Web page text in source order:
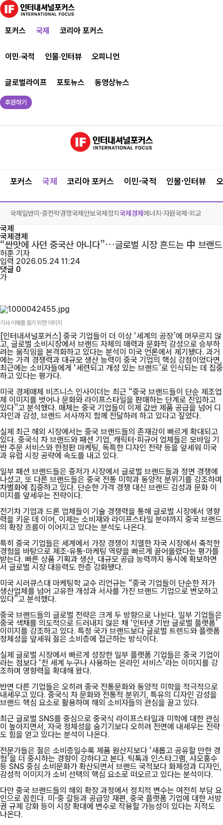
포커스 국제 코리아 포커스
이민·국적 인물·인터뷰 오피니언
글로벌라이프 포토뉴스 동영상뉴스
후원하기
포커스 국제 코리아 포커스 이민·국적 인물·인터뷰
국제일반미·중전략경쟁국제안보국제정치 국제경제 에너지·자원국제·외교
국제
국제경제
“싼맛에 사던 중국산 아니다”…글로벌 시장 흔드는 中 브랜드
허훈 기자
입력 2026.05.24 11:24
댓글 0
가
기사 이해를 돕기 위한 이미지
[인터내셔널포커스] 중국 기업들이 더 이상 ‘세계의 공장’에 머무르지 않
고, 글로벌 소비시장에서 브랜드 자체의 매력과 문화적 감성으로 승부하
려는 움직임을 본격화하고 있다는 분석이 미국 언론에서 제기됐다. 과거
에는 가격 경쟁력과 대규모 생산 능력이 중국 기업의 핵심 강점이었다면,
최근에는 소비자들에게 ‘세련되고 개성 있는 브랜드’로 인식되는 데 집중
하고 있다는 평가다.
미국 경제매체 비즈니스 인사이더는 최근 “중국 브랜드들이 단순 제조업
체 이미지를 벗어나 문화와 라이프스타일을 판매하는 단계로 진입하고
있다”고 분석했다. 매체는 중국 기업들이 이제 값싼 제품 공급을 넘어 디
자인과 감성, 브랜드 서사까지 함께 전달하려 하고 있다고 짚었다.
실제 최근 해외 시장에서는 중국 브랜드들의 존재감이 빠르게 확대되고
있다. 중국식 차 브랜드와 패션 기업, 캐릭터·피규어 업체들은 모바일 기
반 주문 서비스와 한정판 마케팅, 독특한 디자인 전략 등을 앞세워 미국
과 유럽 시장 공략에 속도를 내고 있다.
일부 패션 브랜드들은 중저가 시장에서 글로벌 브랜드들과 정면 경쟁에
나섰고, 또 다른 브랜드들은 중국 전통 미학과 동양적 분위기를 강조하며
차별화에 집중하고 있다. 단순한 가격 경쟁 대신 브랜드 감성과 문화 이
미지를 앞세우는 전략이다.
전기차 기업과 드론 업체들이 기술 경쟁력을 통해 글로벌 시장에서 영향
력을 키운 데 이어, 이제는 소비재와 라이프스타일 분야까지 중국 브랜드
의 확장 흐름이 이어지고 있다는 분석도 나온다.
특히 중국 기업들은 세계에서 가장 경쟁이 치열한 자국 시장에서 축적한
경험을 바탕으로 제조·유통·마케팅 역량을 빠르게 끌어올렸다는 평가를
받는다. 빠른 상품 기획과 생산, 대규모 공급 능력까지 동시에 확보하면
서 글로벌 시장 대응력도 한층 강화됐다.
미국 시러큐스대 마케팅학 교수 리언규는 “중국 기업들이 단순한 저가
생산업체를 넘어 고유한 개성과 서사를 가진 브랜드 기업으로 변모하고
있다”고 분석했다.
중국 브랜드들의 글로벌 전략은 크게 두 방향으로 나뉜다. 일부 기업들은
중국 색채를 의도적으로 드러내지 않은 채 ‘인터넷 기반 글로벌 플랫폼’
이미지를 강조하고 있다. 특정 국가 브랜드보다 글로벌 트렌드와 플랫폼
정체성을 앞세워 젊은 소비층에 접근하는 방식이다.
실제 글로벌 시장에서 빠르게 성장한 일부 플랫폼 기업들은 중국 기업이
라는 점보다 ‘전 세계 누구나 사용하는 온라인 서비스’라는 이미지를 강
조하며 영향력을 확대해 왔다.
반면 다른 기업들은 오히려 중국 전통문화와 동양적 미학을 적극적으로
내세우고 있다. 중국식 차 문화와 전통적 분위기, 특유의 디자인 감성을
브랜드 핵심 요소로 활용하며 해외 소비자들의 관심을 끌고 있다.
최근 글로벌 SNS를 중심으로 중국식 라이프스타일과 미학에 대한 관심
이 높아지면서, 자국 정체성을 숨기기보다 오히려 전면에 내세우는 전략
도 힘을 얻고 있다는 분석이 나온다.
전문가들은 젊은 소비층일수록 제품 원산지보다 ‘새롭고 공유할 만한 경
험’을 더 중시하는 경향이 강하다고 본다. 틱톡과 인스타그램, 샤오훙수
등 SNS 중심 소비문화가 확산되면서 브랜드 국적보다 화제성과 디자인,
감성적 이미지가 소비 선택의 핵심 요소로 떠오르고 있다는 분석이다.
다만 중국 브랜드들의 해외 확장 과정에서 정치적 변수는 여전히 부담 요
인으로 꼽힌다. 미·중 갈등과 공급망 재편, 중국 플랫폼 기업에 대한 서방
권 규제 강화 등이 시장 확대에 변수로 작용할 가능성이 있다는 지적도
나온다.